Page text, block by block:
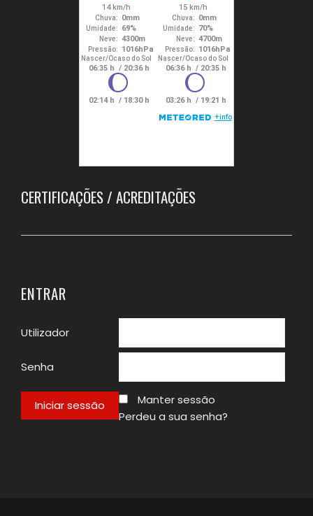
CERTIFICAÇÕES / ACREDITAÇÕES
ENTRAR
Utilizador
Senha
Manter sessão
Perdeu a sua senha?